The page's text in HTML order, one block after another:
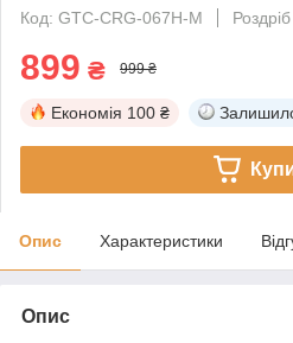
Код: GTC-CRG-067H-M
Роздріб
899 ₴ 999 ₴
Економія 100 ₴
Опис Характеристики
Опис